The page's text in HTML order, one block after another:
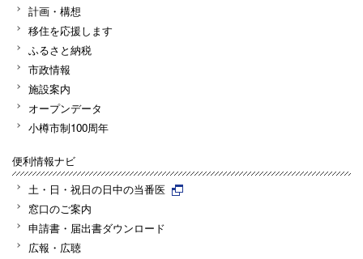
計画・構想
移住を応援します
ふるさと納税
市政情報
施設案内
オープンデータ
小樽市制100周年
便利情報ナビ
土・日・祝日の日中の当番医
窓口のご案内
申請書・届出書ダウンロード
広報・広聴